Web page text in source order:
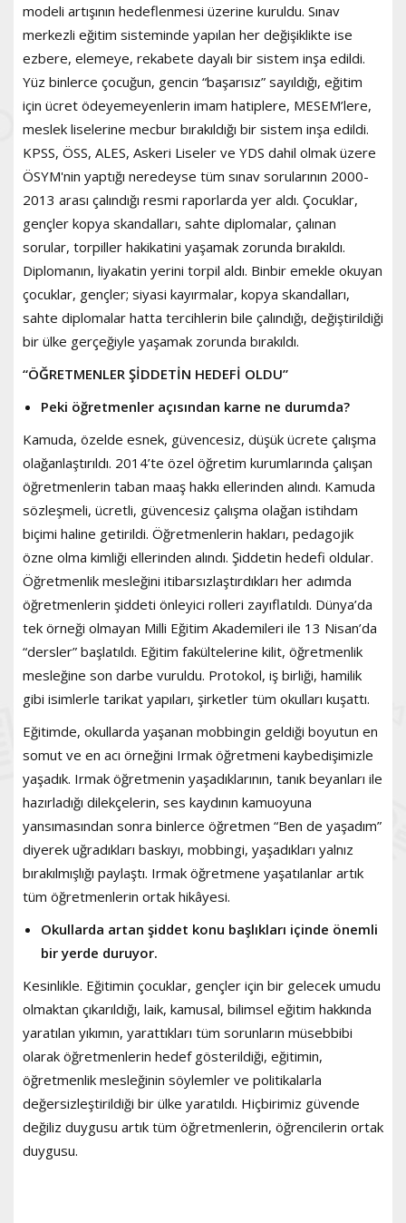
modeli artışının hedeflenmesi üzerine kuruldu. Sınav
merkezli eğitim sisteminde yapılan her değişiklikte ise
ezbere, elemeye, rekabete dayalı bir sistem inşa edildi.
Yüz binlerce çocuğun, gencin “başarısız” sayıldığı, eğitim
için ücret ödeyemeyenlerin imam hatiplere, MESEM’lere,
meslek liselerine mecbur bırakıldığı bir sistem inşa edildi.
KPSS, ÖSS, ALES, Askeri Liseler ve YDS dahil olmak üzere
ÖSYM'nin yaptığı neredeyse tüm sınav sorularının 2000-
2013 arası çalındığı resmi raporlarda yer aldı. Çocuklar,
gençler kopya skandalları, sahte diplomalar, çalınan
sorular, torpiller hakikatini yaşamak zorunda bırakıldı.
Diplomanın, liyakatin yerini torpil aldı. Binbir emekle okuyan
çocuklar, gençler; siyasi kayırmalar, kopya skandalları,
sahte diplomalar hatta tercihlerin bile çalındığı, değiştirildiği
bir ülke gerçeğiyle yaşamak zorunda bırakıldı.
“ÖĞRETMENLER ŞİDDETİN HEDEFİ OLDU”
Peki öğretmenler açısından karne ne durumda?
Kamuda, özelde esnek, güvencesiz, düşük ücrete çalışma
olağanlaştırıldı. 2014’te özel öğretim kurumlarında çalışan
öğretmenlerin taban maaş hakkı ellerinden alındı. Kamuda
sözleşmeli, ücretli, güvencesiz çalışma olağan istihdam
biçimi haline getirildi. Öğretmenlerin hakları, pedagojik
özne olma kimliği ellerinden alındı. Şiddetin hedefi oldular.
Öğretmenlik mesleğini itibarsızlaştırdıkları her adımda
öğretmenlerin şiddeti önleyici rolleri zayıflatıldı. Dünya’da
tek örneği olmayan Milli Eğitim Akademileri ile 13 Nisan’da
“dersler” başlatıldı. Eğitim fakültelerine kilit, öğretmenlik
mesleğine son darbe vuruldu. Protokol, iş birliği, hamilik
gibi isimlerle tarikat yapıları, şirketler tüm okulları kuşattı.
Eğitimde, okullarda yaşanan mobbingin geldiği boyutun en
somut ve en acı örneğini Irmak öğretmeni kaybedişimizle
yaşadık. Irmak öğretmenin yaşadıklarının, tanık beyanları ile
hazırladığı dilekçelerin, ses kaydının kamuoyuna
yansımasından sonra binlerce öğretmen “Ben de yaşadım”
diyerek uğradıkları baskıyı, mobbingi, yaşadıkları yalnız
bırakılmışlığı paylaştı. Irmak öğretmene yaşatılanlar artık
tüm öğretmenlerin ortak hikâyesi.
Okullarda artan şiddet konu başlıkları içinde önemli
bir yerde duruyor.
Kesinlikle. Eğitimin çocuklar, gençler için bir gelecek umudu
olmaktan çıkarıldığı, laik, kamusal, bilimsel eğitim hakkında
yaratılan yıkımın, yarattıkları tüm sorunların müsebbibi
olarak öğretmenlerin hedef gösterildiği, eğitimin,
öğretmenlik mesleğinin söylemler ve politikalarla
değersizleştirildiği bir ülke yaratıldı. Hiçbirimiz güvende
değiliz duygusu artık tüm öğretmenlerin, öğrencilerin ortak
duygusu.